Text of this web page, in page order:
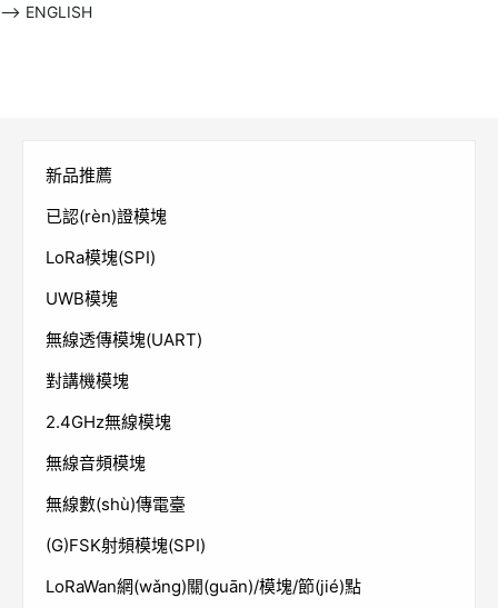
--> ENGLISH
新品推薦
已認(rèn)證模塊
LoRa模塊(SPI)
UWB模塊
無線透傳模塊(UART)
對講機模塊
2.4GHz無線模塊
無線音頻模塊
無線數(shù)傳電臺
(G)FSK射頻模塊(SPI)
LoRaWan網(wǎng)關(guān)/模塊/節(jié)點